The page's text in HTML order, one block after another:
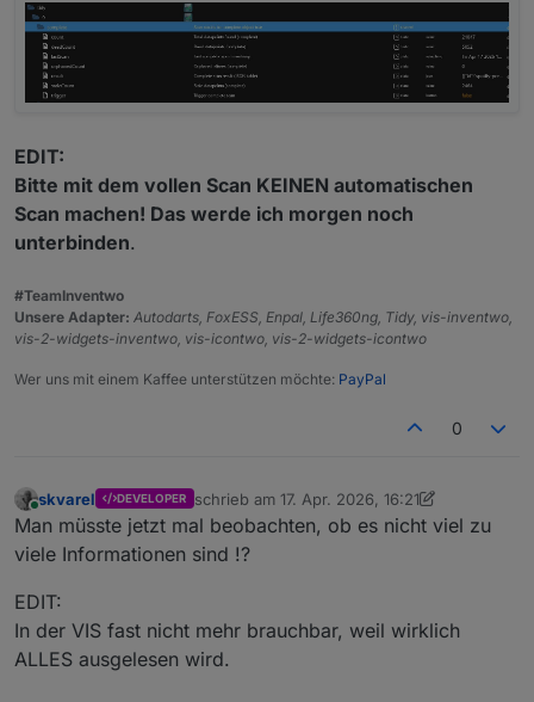
EDIT:
Bitte mit dem vollen Scan KEINEN automatischen
Scan machen! Das werde ich morgen noch
unterbinden.
#TeamInventwo
Unsere Adapter: Autodarts, FoxESS, Enpal, Life360ng, Tidy, vis-inventwo,
vis-2-widgets-inventwo, vis-icontwo, vis-2-widgets-icontwo
Wer uns mit einem Kaffee unterstützen möchte: PayPal
0
Online
skvarel DEVELOPER schrieb am 17. Apr. 2026, 16:21
zuletzt editiert von skvarel
Man müsste jetzt mal beobachten, ob es nicht viel zu
viele Informationen sind !?
EDIT:
In der VIS fast nicht mehr brauchbar, weil wirklich
ALLES ausgelesen wird.